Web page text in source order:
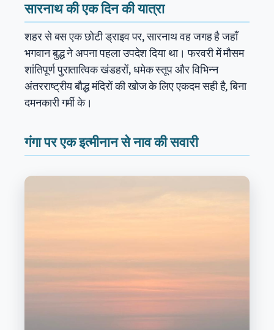
सारनाथ की एक दिन की यात्रा
शहर से बस एक छोटी ड्राइव पर, सारनाथ वह जगह है जहाँ
भगवान बुद्ध ने अपना पहला उपदेश दिया था। फरवरी में मौसम
शांतिपूर्ण पुरातात्विक खंडहरों, धमेक स्तूप और विभिन्न
अंतरराष्ट्रीय बौद्ध मंदिरों की खोज के लिए एकदम सही है, बिना
दमनकारी गर्मी के।
गंगा पर एक इत्मीनान से नाव की सवारी